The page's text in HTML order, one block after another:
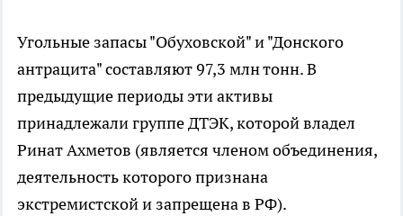
Угольные запасы "Обуховской" и "Донского
антрацита" составляют 97,3 млн тонн. В
предыдущие периоды эти активы
принадлежали группе ДТЭК, которой владел
Ринат Ахметов (является членом объединения,
деятельность которого признана
экстремистской и запрещена в РФ).